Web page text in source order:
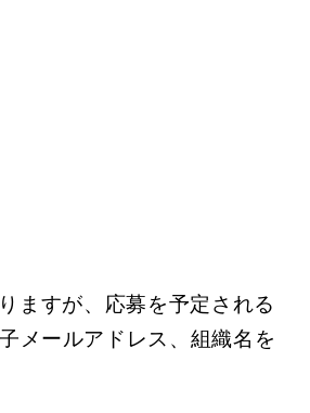
ますが、応募を予定される
メールアドレス、組織名を